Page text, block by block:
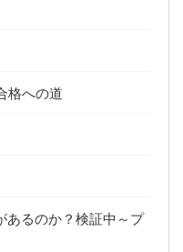
格への道
あるのか？検証中～プ